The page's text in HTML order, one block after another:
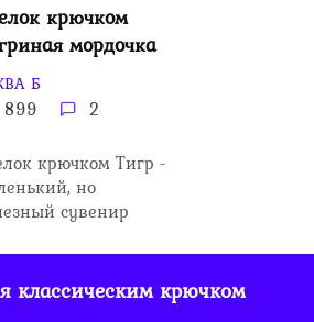
крючком
мордочка
Б
899 2
крючком Тигр -
но
сувенир
классическим крючком